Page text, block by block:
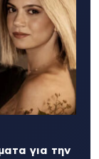
για την